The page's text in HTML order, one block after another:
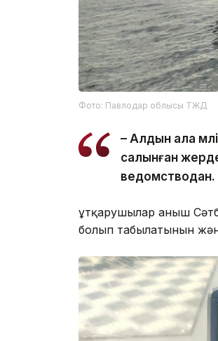
Фото: Павлодар облысы ТЖД
– Алдын ала
салынған
ведомстводан.
Құтқарушылар Қаныш
болып табылатынын